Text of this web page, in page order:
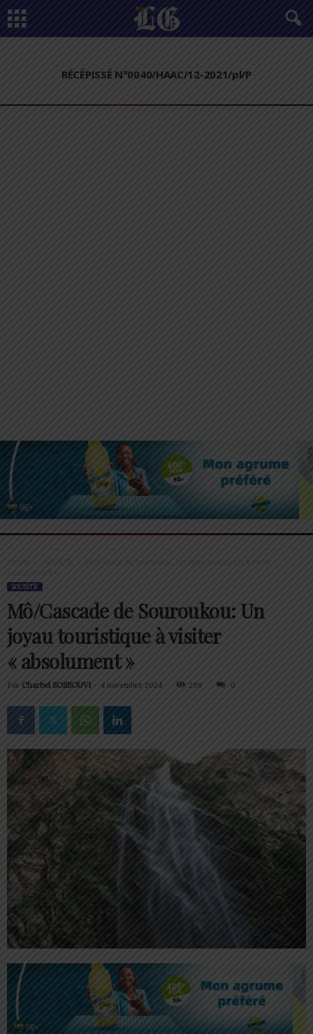
RÉCÉPISSÉ N°0040/HAAC/12-2021/pl/P
Accueil
Mô/Cascade de Souroukou: Un joyau touristique à visiter
« absolument »
SOCIÉTÉ
Mô/Cascade de Souroukou: Un
joyau touristique à visiter
« absolument »
Par Charbel SOSSOUVI - 4 novembre 2024 209 0